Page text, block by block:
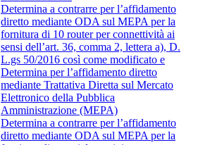
Determina a contrarre per l’affidamento
diretto mediante ODA sul MEPA per la
fornitura di 10 router per connettività ai
sensi dell’art. 36, comma 2, lettera a), D.
L.gs 50/2016 così come modificato e
Determina per l’affidamento diretto
mediante Trattativa Diretta sul Mercato
Elettronico della Pubblica
Amministrazione (MEPA)
Determina a contrarre per l’affidamento
diretto mediante ODA sul MEPA per la